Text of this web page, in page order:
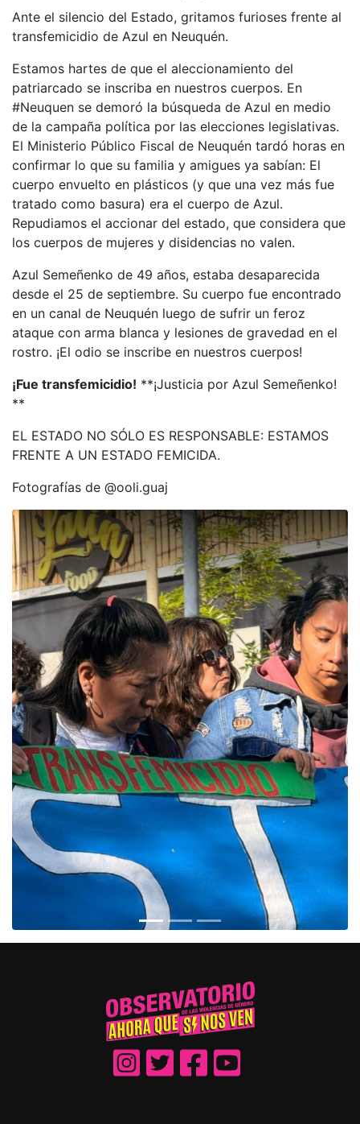
Ante el silencio del Estado, gritamos furioses frente al
transfemicidio de Azul en Neuquén.
Estamos hartes de que el aleccionamiento del
patriarcado se inscriba en nuestros cuerpos. En
#Neuquen se demoró la búsqueda de Azul en medio
de la campaña política por las elecciones legislativas.
El Ministerio Público Fiscal de Neuquén tardó horas en
confirmar lo que su familia y amigues ya sabían: El
cuerpo envuelto en plásticos (y que una vez más fue
tratado como basura) era el cuerpo de Azul.
Repudiamos el accionar del estado, que considera que
los cuerpos de mujeres y disidencias no valen.
Azul Semeñenko de 49 años, estaba desaparecida
desde el 25 de septiembre. Su cuerpo fue encontrado
en un canal de Neuquén luego de sufrir un feroz
ataque con arma blanca y lesiones de gravedad en el
rostro. ¡El odio se inscribe en nuestros cuerpos!
¡Fue transfemicidio! **¡Justicia por Azul Semeñenko!
**
EL ESTADO NO SÓLO ES RESPONSABLE: ESTAMOS
FRENTE A UN ESTADO FEMICIDA.
Fotografías de @ooli.guaj
Previous Next